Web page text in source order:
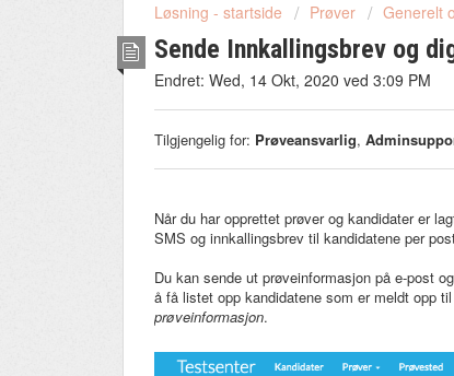
Løsning - startside Prøver Generelt
Sende Innkallingsbrev og
Endret: Wed, 14 Okt, 2020 ved 3:09 PM
Tilgjengelig for: Prøveansvarlig,
Når du har opprettet prøver og kandidater er
SMS og innkallingsbrev til kandidatene per
Du kan sende ut prøveinformasjon på e-post
å få listet opp kandidatene som er meldt opp
prøveinformasjon.